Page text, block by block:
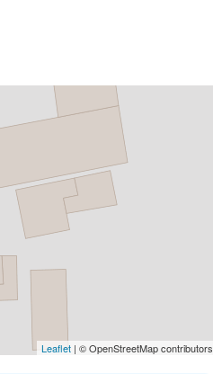
Leaflet | © OpenStreetMap contributors